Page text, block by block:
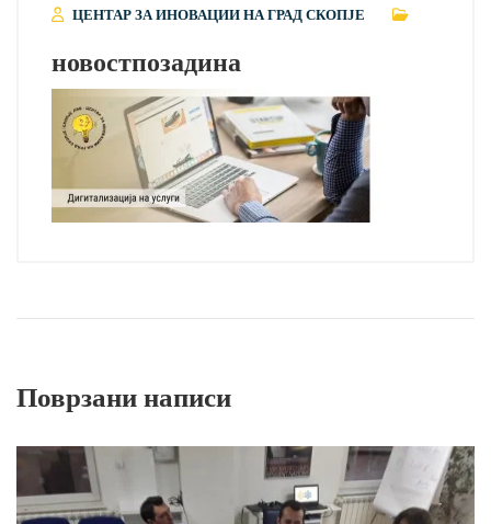
ЦЕНТАР ЗА ИНОВАЦИИ НА ГРАД СКОПЈЕ
новостпозадина
Поврзани написи